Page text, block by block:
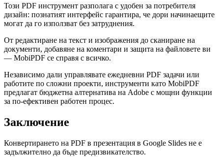
Този PDF инструмент разполага с удобен за потребителя
дизайн: познатият интерфейс гарантира, че дори начинаещите
могат да го използват без затруднения.
От редактиране на текст и изображения до сканиране на
документи, добавяне на коментари и защита на файловете ви
— MobiPDF се справя с всичко.
Независимо дали управлявате ежедневни PDF задачи или
работите по сложни проекти, инструменти като MobiPDF
предлагат бюджетна алтернатива на Adobe с мощни функции
за по-ефективен работен процес.
Заключение
Конвертирането на PDF в презентация в Google Slides не е
задължително да бъде предизвикателство.